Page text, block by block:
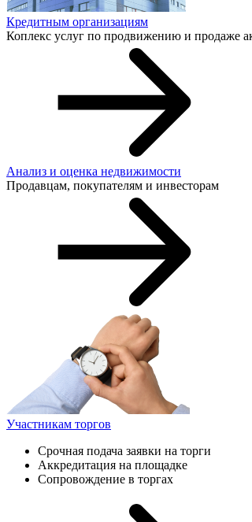
Кредитным организациям
Коплекс услуг по продвижению и продаже
Анализ и оценка недвижимости
Продавцам, покупателям и инвесторам
Участникам торгов
Срочная подача заявки на торги
Аккредитация на площадке
Сопровождение в торгах